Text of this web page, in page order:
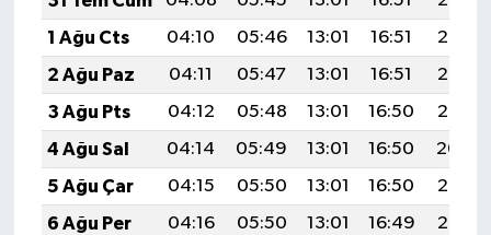
1 Ağu Cts
04:10 05:46 13:01 16:51
20:07
2 Ağu Paz
04:11 05:47 13:01 16:51
20:06
3 Ağu Pts
04:12 05:48 13:01 16:50
20:05
4 Ağu Sal
04:14 05:49 13:01 16:50
20:04
5 Ağu Çar
04:15 05:50 13:01 16:50
20:03
6 Ağu Per
04:16 05:50 13:01 16:49
20:02
YEREL
BÖLGEDEN
BİLİM TEKNOLOJİ
ASAYİŞ